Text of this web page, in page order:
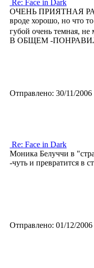
Re: Face in Dark
ОЧЕНЬ ПРИЯТНАЯ
вроде хорошо, но что
губой очень темная,
В ОБЩЕМ -
Отправлено: 30/11/
Re: Face in Dark
Моника Белуччи в
-чуть и превратится в
Отправлено: 01/12/